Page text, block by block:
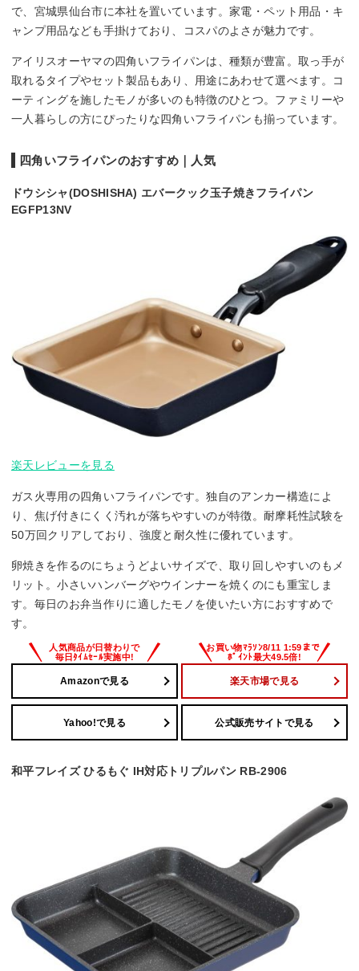
で、宮城県仙台市に本社を置いています。家電・ペット用品・キ
ャンプ用品なども手掛けており、コスパのよさが魅力です。
アイリスオーヤマの四角いフライパンは、種類が豊富。取っ手が
取れるタイプやセット製品もあり、用途にあわせて選べます。コ
ーティングを施したモノが多いのも特徴のひとつ。ファミリーや
一人暮らしの方にぴったりな四角いフライパンも揃っています。
四角いフライパンのおすすめ｜人気
ドウシシャ(DOSHISHA) エバークック玉子焼きフライパン
EGFP13NV
楽天レビューを見る
ガス火専用の四角いフライパンです。独自のアンカー構造によ
り、焦げ付きにくく汚れが落ちやすいのが特徴。耐摩耗性試験を
50万回クリアしており、強度と耐久性に優れています。
卵焼きを作るのにちょうどよいサイズで、取り回しやすいのもメ
リット。小さいハンバーグやウインナーを焼くのにも重宝しま
す。毎日のお弁当作りに適したモノを使いたい方におすすめで
す。
Amazonで見る 楽天市場で見る
Yahoo!で見る 公式販売サイトで見る
和平フレイズ ひるもぐ IH対応トリプルパン RB-2906